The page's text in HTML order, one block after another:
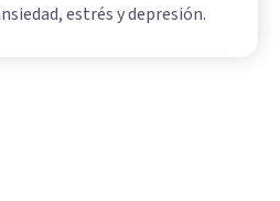
estrés y depresión.